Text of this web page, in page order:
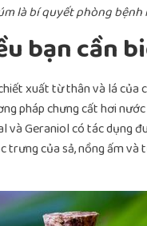
là bí quyết phòng
bạn cần
xuất từ thân và lá của
pháp chưng cất hơi
Geraniol có tác dụng
trưng của sả, nồng ấm